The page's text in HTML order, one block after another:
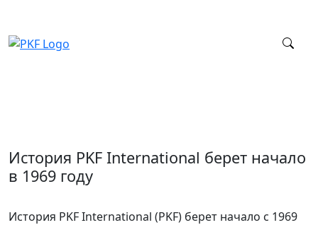
История PKF International берет начало
в 1969 году
История PKF International (PKF) берет начало с 1969